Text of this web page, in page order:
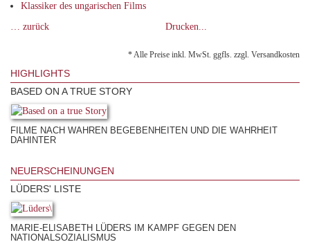
Klassiker des ungarischen Films
… zurück
Drucken...
* Alle Preise inkl. MwSt. ggfls. zzgl. Versandkosten
HIGHLIGHTS
BASED ON A TRUE STORY
FILME NACH WAHREN BEGEBENHEITEN UND DIE WAHRHEIT
DAHINTER
NEUERSCHEINUNGEN
LÜDERS' LISTE
MARIE-ELISABETH LÜDERS IM KAMPF GEGEN DEN
NATIONALSOZIALISMUS